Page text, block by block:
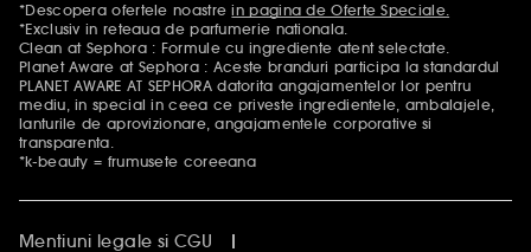
Mentiuni aditionale
*Descopera ofertele noastrein pagina de Oferte Speciale.
*Exclusiv in reteaua de parfumerie nationala.
Clean at Sephora : Formule cu ingrediente atent selectate.
Planet Aware at Sephora : Aceste branduri participa la standardul
PLANET AWARE AT SEPHORA datorita angajamentelor lor pentru
mediu, in special in ceea ce priveste ingredientele, ambalajele,
lanturile de aprovizionare, angajamentele corporative si
transparenta.
*k-beauty = frumusete coreeana
Mentiuni legale si CGU